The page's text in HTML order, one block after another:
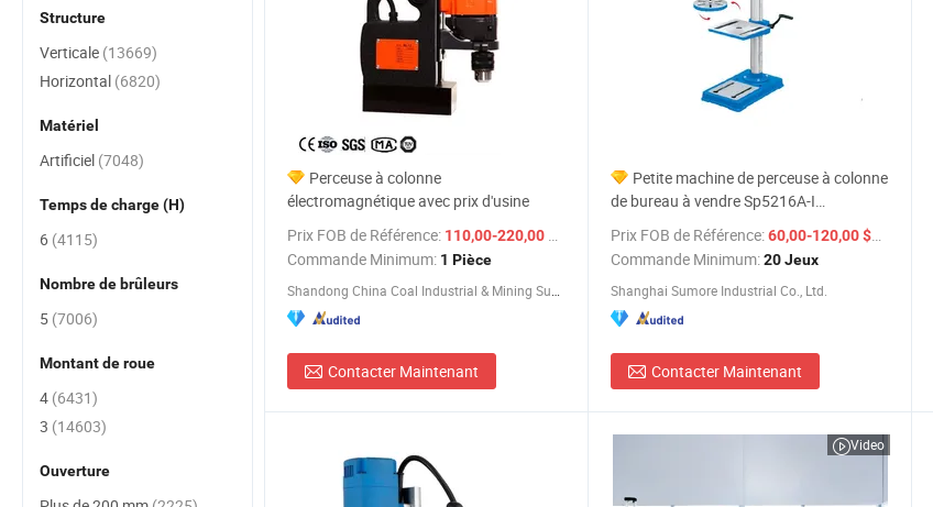
Perceuse à colonne
électromagnétique avec prix d'usine
Prix FOB de Référence: 110,00-220,00 $US
/ Pièce
Commande Minimum: 1 Pièce
Contacter Maintenant
Petite machine de perceuse à colonne
de bureau à vendre Sp5216A-I
Équipement de perçage vertical Sumore
mini perceuse de banc avec CE en Chine
Prix FOB de Référence:60,00-120,00 $US
Commande Minimum:20 Jeux
Shanghai Sumore Industrial Co., Ltd.
Contacter Maintenant
Video
Structure
Verticale (13669)
Horizontal (6820)
Matériel
Artificiel (7048)
Temps de charge (H)
6 (4115)
Nombre de brûleurs
5 (7006)
Montant de roue
4 (6431)
3 (14603)
Ouverture